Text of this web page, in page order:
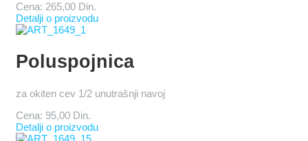
Cena: 265,00 Din.
Detalji o proizvodu
Poluspojnica
za okiten cev 1/2 unutrašnji navoj
Cena: 95,00 Din.
Detalji o proizvodu